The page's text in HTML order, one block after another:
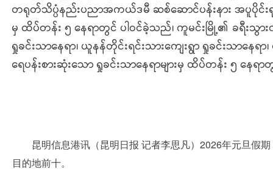
တရုတ်သိပ္ပံနည်းပညာအကယ်ဒမီ ဆစ်ဆောင်ပန်းနား အပူပိုင်းရု
မှ ထိပ်တန်း ၅ နေရာတွင် ပါဝင်ခဲ့သည်၊ ကူမင်းမြို့၏ ခရီး
ရှုခင်းသာနေရာ၊ ယူနန်တိုင်းရင်းသားကျေးရွာ ရှုခင်းသာန
ရေပန်းစားဆုံးသော ရှုခင်းသာနေရာများမှ ထိပ်တန်း ၅ နေရ
昆明信息港讯（昆明日报 记者李思凡） 2026年元旦假
目的地前十。